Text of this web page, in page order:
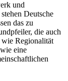
und
Deutsche
das zu
die auch
Regionalität
eine